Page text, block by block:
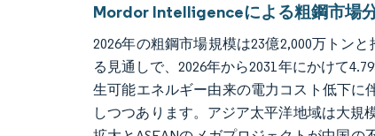
Mordor Intelligenceによる粗鋼市場
2026年の粗鋼市場規模は23億2,000万トン
る見通しで、2026年から2031年にかけて
生可能エネルギー由来の電力コスト低下に
しつつあります。アジア太平洋地域は大規